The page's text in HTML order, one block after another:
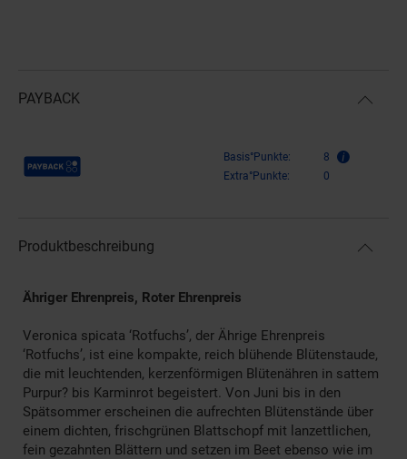
PAYBACK
Payback Punkte Basis°Punkte:
8
Extra°Punkte:
0
Produktbeschreibung
Ähriger Ehrenpreis, Roter Ehrenpreis
Veronica spicata ‘Rotfuchs’, der Ährige Ehrenpreis
‘Rotfuchs’, ist eine kompakte, reich blühende Blütenstaude,
die mit leuchtenden, kerzenförmigen Blütenähren in sattem
Purpur? bis Karminrot begeistert. Von Juni bis in den
Spätsommer erscheinen die aufrechten Blütenstände über
einem dichten, frischgrünen Blattschopf mit lanzettlichen,
fein gezahnten Blättern und setzen im Beet ebenso wie im